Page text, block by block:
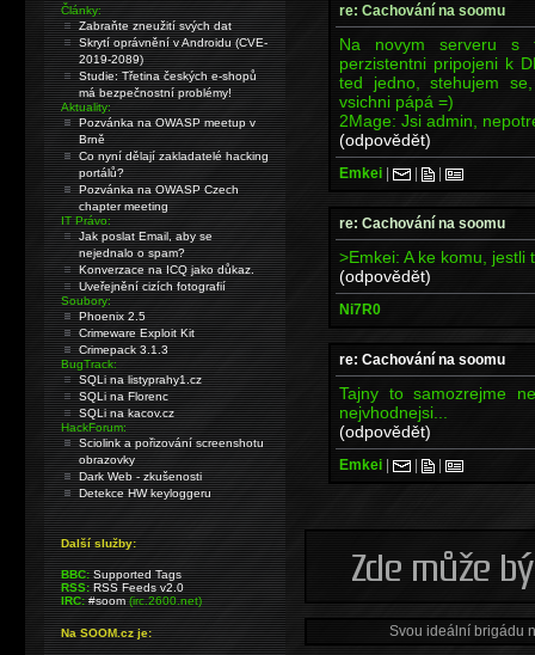
re: Cachování na soomu
Na novym serveru s
perzistentni pripojeni k
ted jedno, stehujem
vsichni pápá =)
2Mage: Jsi admin,
(odpovědět)
Emkei | | |
re: Cachování na soomu
>Emkei: A ke komu, jestli
(odpovědět)
Ni7R0
re: Cachování na soomu
Tajny to samozrejme
nejvhodnejsi...
(odpovědět)
Emkei | | |
Svou ideální brigádu
Články:
Zabraňte zneužití svých dat
Skrytí oprávnění v Androidu (CVE-
2019-2089)
Studie: Třetina českých e-shopů
má bezpečnostní problémy!
Aktuality:
Pozvánka na OWASP meetup v
Brně
Co nyní dělají zakladatelé hacking
portálů?
Pozvánka na OWASP Czech
chapter meeting
IT Právo:
Jak poslat Email, aby se
nejednalo o spam?
Konverzace na ICQ jako důkaz.
Uveřejnění cizích fotografií
Soubory:
Phoenix 2.5
Crimeware Exploit Kit
Crimepack 3.1.3
BugTrack:
SQLi na listyprahy1.cz
SQLi na Florenc
SQLi na kacov.cz
HackForum:
Sciolink a pořizování screenshotu
obrazovky
Dark Web - zkušenosti
Detekce HW keyloggeru
Další služby:
BBC: Supported Tags
RSS: RSS Feeds v2.0
IRC: #soom(irc.2600.net)
Na SOOM.cz je: